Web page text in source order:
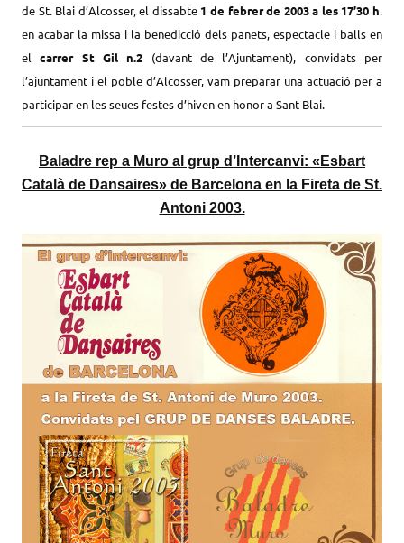
de St. Blai d’Alcosser, el dissabte1 de febrer de 2003 a les 17’30 h.
en acabar la missa i la benedicció dels panets, espectacle i balls en
elcarrer St Gil n.2 (davant de l’Ajuntament), convidats per
l’ajuntament i el poble d’Alcosser, vam preparar una actuació per a
participar en les seues festes d’hiven en honor a Sant Blai.
Baladre rep a Muro al grup d’Intercanvi: «Esbart
Català de Dansaires» de Barcelona en la Fireta de St.
Antoni 2003.